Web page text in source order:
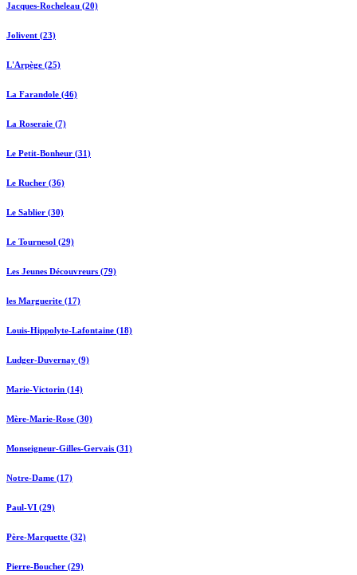
Jacques-Rocheleau (20)
Jolivent (23)
L'Arpège (25)
La Farandole (46)
La Roseraie (7)
Le Petit-Bonheur (31)
Le Rucher (36)
Le Sablier (30)
Le Tournesol (29)
Les Jeunes Découvreurs (79)
les Marguerite (17)
Louis-Hippolyte-Lafontaine (18)
Ludger-Duvernay (9)
Marie-Victorin (14)
Mère-Marie-Rose (30)
Monseigneur-Gilles-Gervais (31)
Notre-Dame (17)
Paul-VI (29)
Père-Marquette (32)
Pierre-Boucher (29)